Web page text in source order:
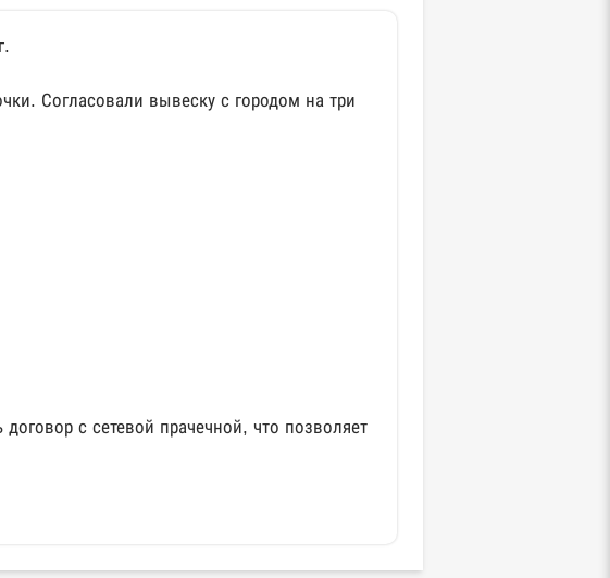
Согласовали вывеску с городом на три
с сетевой прачечной, что позволяет